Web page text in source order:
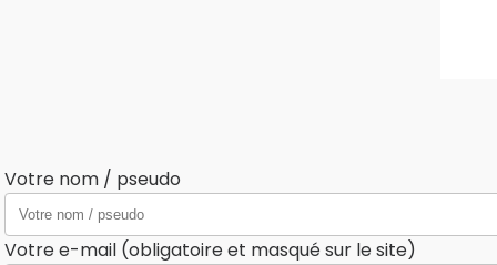
Votre nom / pseudo
Votre e-mail (obligatoire et masqué sur le site)